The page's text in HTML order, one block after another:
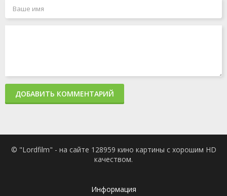
ДОБАВИТЬ КОММЕНТАРИЙ
© "Lordfilm" - на сайте 128959 кино картины с хорошим HD
качеством.
Информация